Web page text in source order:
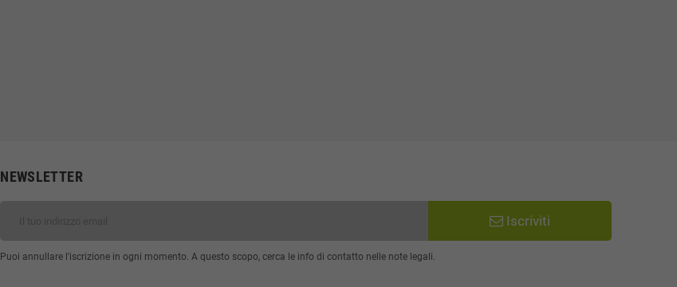
NEWSLETTER
Iscriviti
Puoi annullare l'iscrizione in ogni momento. A questo scopo, cerca le info di contatto nelle note legali.